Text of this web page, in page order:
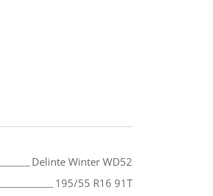
Delinte Winter WD52
195/55 R16 91T